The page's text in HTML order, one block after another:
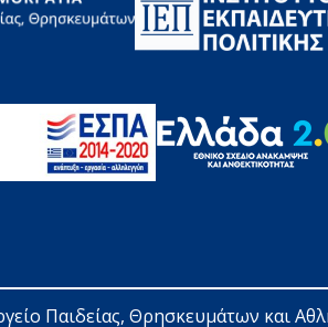
Παιδείας, Θρησκευμάτων και